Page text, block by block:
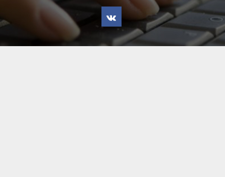
Посмотреть значение
происхождение